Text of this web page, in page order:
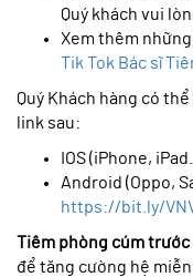
Quý khách vui
Xem thêm
Tik Tok Bác sĩ
Quý Khách hàng có
link sau:
IOS (iPhone,
Android (Oppo,
https://bit.ly/
Tiêm phòng cúm
để tăng cường hệ